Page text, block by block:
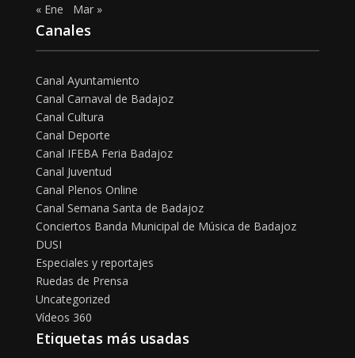
« Ene
Mar »
Canales
Canal Ayuntamiento
Canal Carnaval de Badajoz
Canal Cultura
Canal Deporte
Canal IFEBA Feria Badajoz
Canal Juventud
Canal Plenos Online
Canal Semana Santa de Badajoz
Conciertos Banda Municipal de Música de Badajoz
DUSI
Especiales y reportajes
Ruedas de Prensa
Uncategorized
Vídeos 360
Etiquetas más usadas